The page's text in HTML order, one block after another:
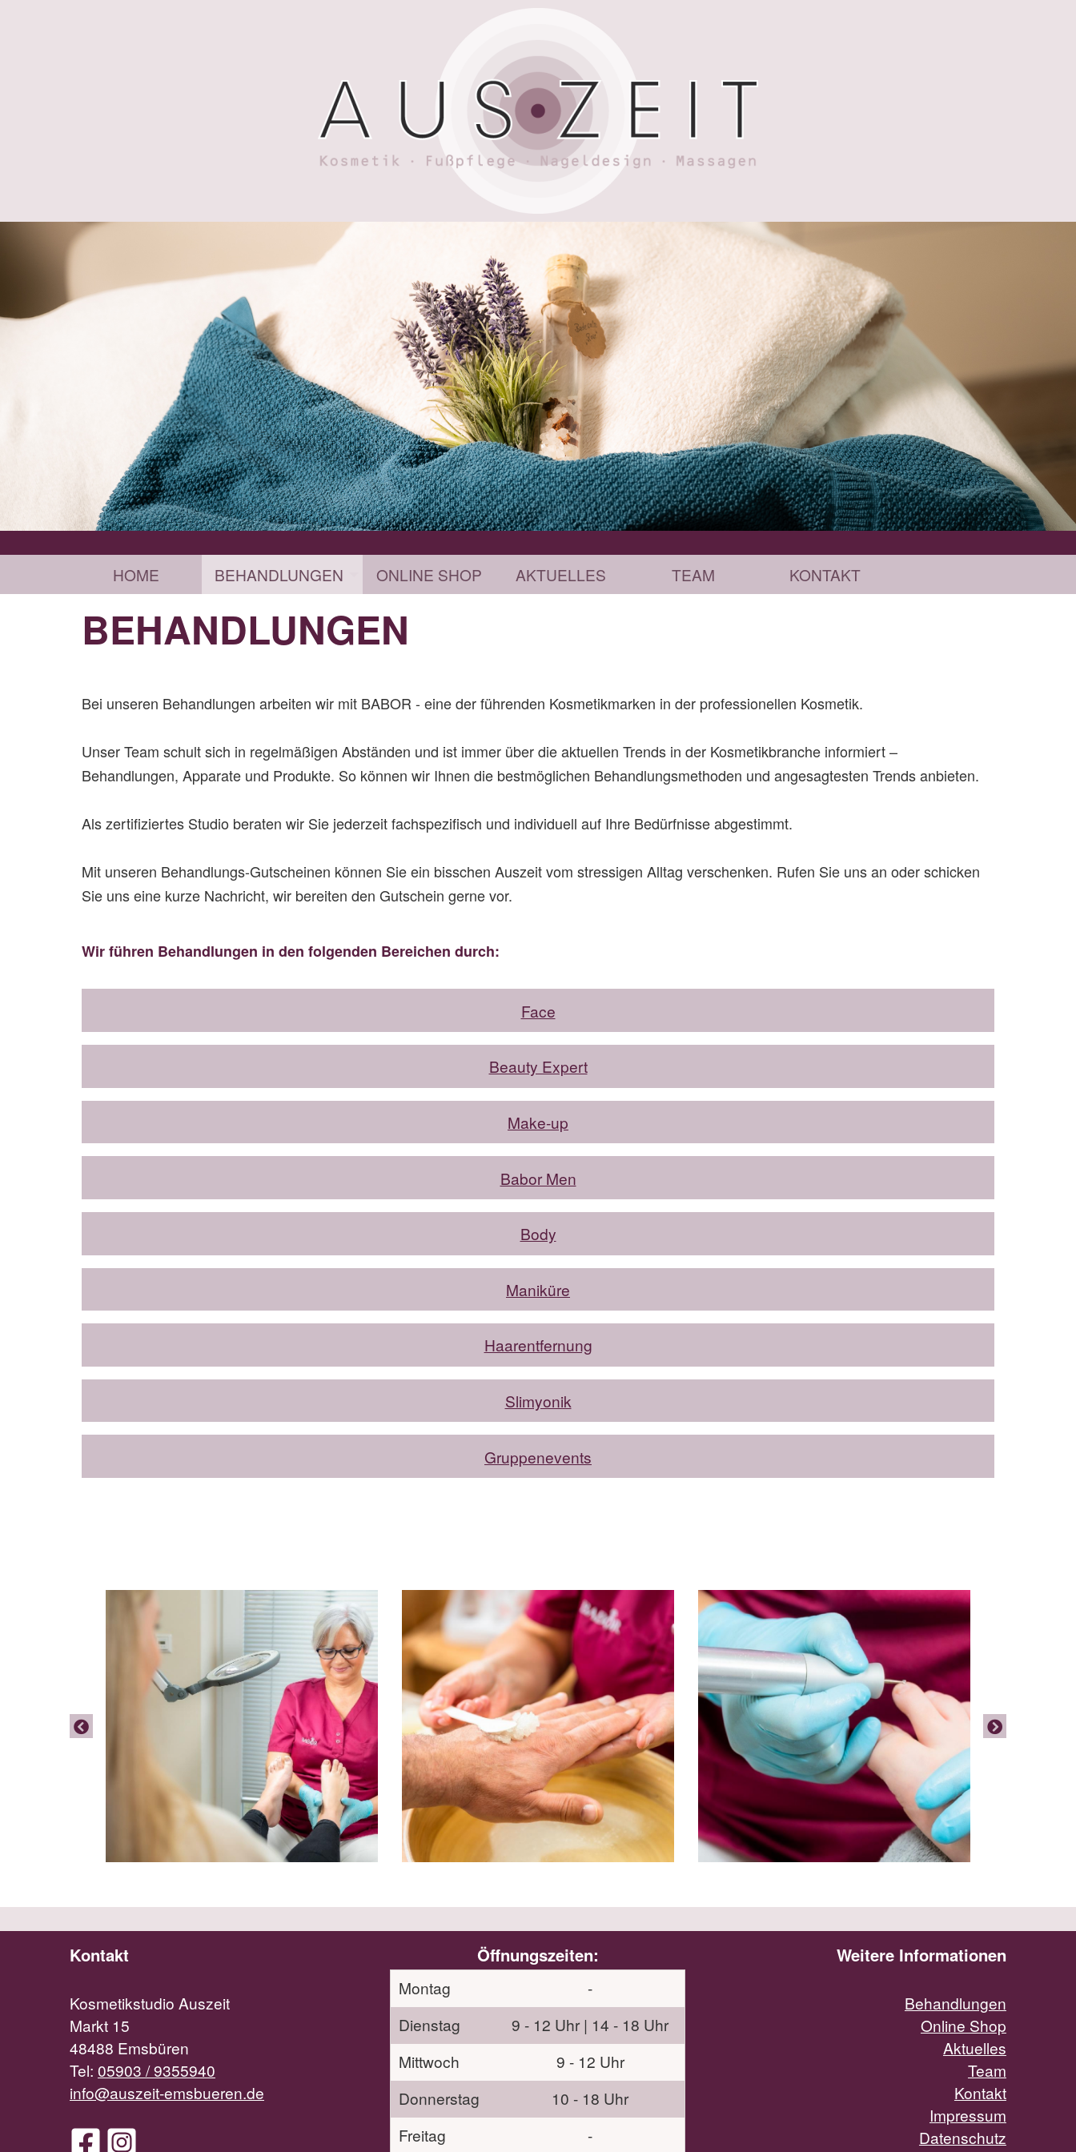
HOME BEHANDLUNGEN ONLINE SHOP AKTUELLES TEAM KONTAKT
BEHANDLUNGEN
Bei unseren Behandlungen arbeiten wir mit BABOR - eine der führenden Kosmetikmarken in der professionellen Kosmetik.
Unser Team schult sich in regelmäßigen Abständen und ist immer über die aktuellen Trends in der Kosmetikbranche informiert –
Behandlungen, Apparate und Produkte. So können wir Ihnen die bestmöglichen Behandlungsmethoden und angesagtesten Trends anbieten.
Als zertifiziertes Studio beraten wir Sie jederzeit fachspezifisch und individuell auf Ihre Bedürfnisse abgestimmt.
Mit unseren Behandlungs-Gutscheinen können Sie ein bisschen Auszeit vom stressigen Alltag verschenken. Rufen Sie uns an oder schicken
Sie uns eine kurze Nachricht, wir bereiten den Gutschein gerne vor.
Wir führen Behandlungen in den folgenden Bereichen durch:
Face
Beauty Expert
Make-up
Babor Men
Body
Maniküre
Haarentfernung
Slimyonik
Gruppenevents
Kontakt
Kosmetikstudio Auszeit
Markt 15
48488 Emsbüren
Tel: 05903 / 9355940
info@auszeit-emsbueren.de
Öffnungszeiten:
Montag
-
Dienstag
9 - 12 Uhr | 14 - 18 Uhr
Mittwoch
9 - 12 Uhr
Donnerstag
10 - 18 Uhr
Freitag
-
Weitere Informationen
Behandlungen
Online Shop
Aktuelles
Team
Kontakt
Impressum
Datenschutz